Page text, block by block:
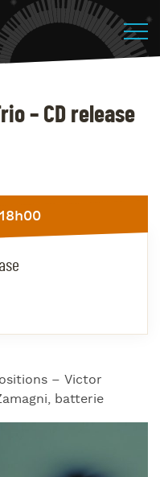
– CD release
– Victor
batterie
18h00